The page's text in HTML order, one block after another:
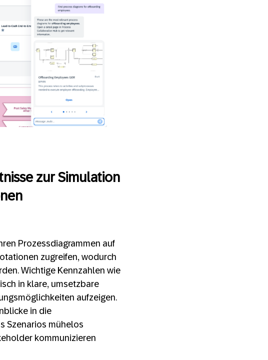
zur Simulation
Prozessdiagrammen auf
zugreifen, wodurch
Wichtige Kennzahlen wie
in klare, umsetzbare
aufzeigen.
in die
Szenarios mühelos
kommunizieren